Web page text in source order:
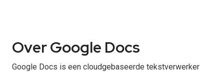
Over Google Docs
Google Docs is een cloudgebaseerde tekstverwerker